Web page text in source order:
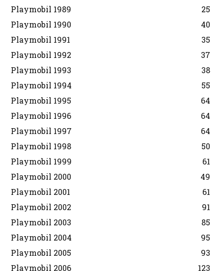
Playmobil 1989
25
Playmobil 1990
40
Playmobil 1991
35
Playmobil 1992
37
Playmobil 1993
38
Playmobil 1994
55
Playmobil 1995
64
Playmobil 1996
64
Playmobil 1997
64
Playmobil 1998
50
Playmobil 1999
61
Playmobil 2000
49
Playmobil 2001
61
Playmobil 2002
91
Playmobil 2003
85
Playmobil 2004
95
Playmobil 2005
93
Playmobil 2006
123